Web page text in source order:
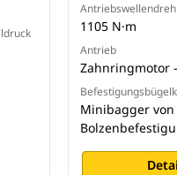
1105 N·m
Antrieb
Zahnringmotor
Minibagger von